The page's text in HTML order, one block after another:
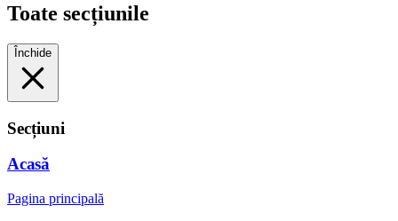
Toate secțiunile
Închide
Secțiuni
Acasă
Pagina principală